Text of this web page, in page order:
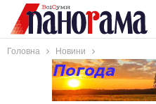
Головна Новини